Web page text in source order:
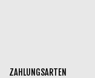
ZAHLUNGSARTEN